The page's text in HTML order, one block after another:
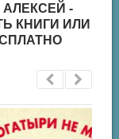
-
КНИГИ ИЛИ